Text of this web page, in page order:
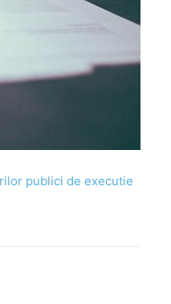
publici de executie